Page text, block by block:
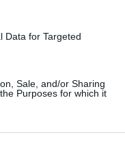
Data for Targeted
Sale, and/or Sharing
Purposes for which it